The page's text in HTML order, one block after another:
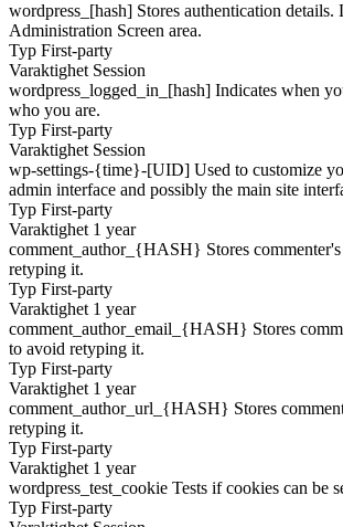
wordpress_[hash] Stores authentication details.
Administration Screen area.
Typ First-party
Varaktighet Session
wordpress_logged_in_[hash] Indicates when
who you are.
Typ First-party
Varaktighet Session
wp-settings-{time}-[UID] Used to customize
admin interface and possibly the main site
Typ First-party
Varaktighet 1 year
comment_author_{HASH} Stores
retyping it.
Typ First-party
Varaktighet 1 year
comment_author_email_{HASH} Stores
to avoid retyping it.
Typ First-party
Varaktighet 1 year
comment_author_url_{HASH} Stores
retyping it.
Typ First-party
Varaktighet 1 year
wordpress_test_cookie Tests if cookies can be
Typ First-party